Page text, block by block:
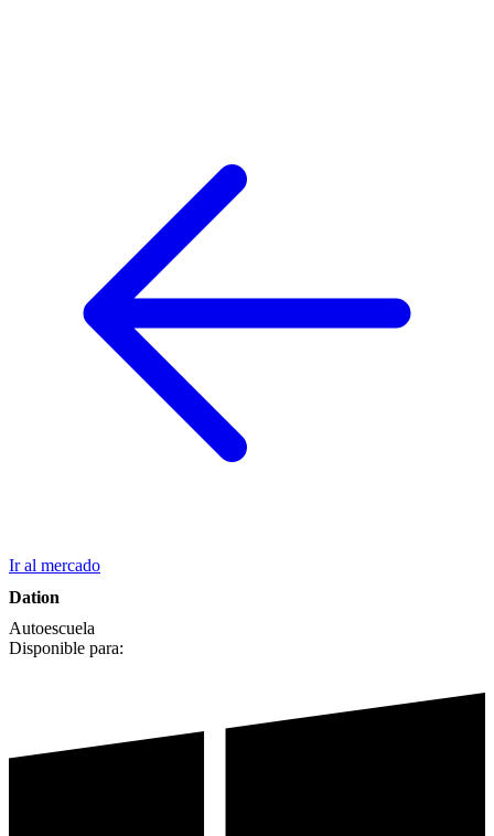
Ir al mercado
Dation
Autoescuela
Disponible para: